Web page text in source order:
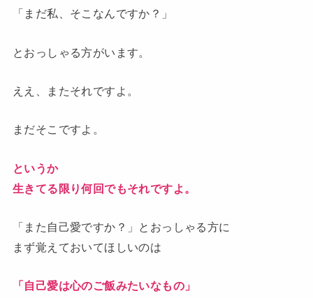
「まだ私、そこなんですか？」
とおっしゃる方がいます。
ええ、またそれですよ。
まだそこですよ。
というか
生きてる限り何回でもそれですよ。
「また自己愛ですか？」とおっしゃる方に
まず覚えておいてほしいのは
「自己愛は心のご飯みたいなもの」